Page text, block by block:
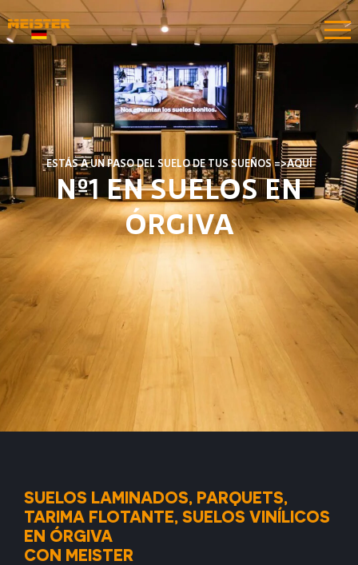
ESTÁS A UN PASO DEL SUELO DE TUS SUEÑOS =>AQUÍ​​
Nº1 EN SUELOS EN
ÓRGIVA
SUELOS LAMINADOS, PARQUETS,
TARIMA FLOTANTE, SUELOS VINÍLICOS
EN ÓRGIVA
CON MEISTER